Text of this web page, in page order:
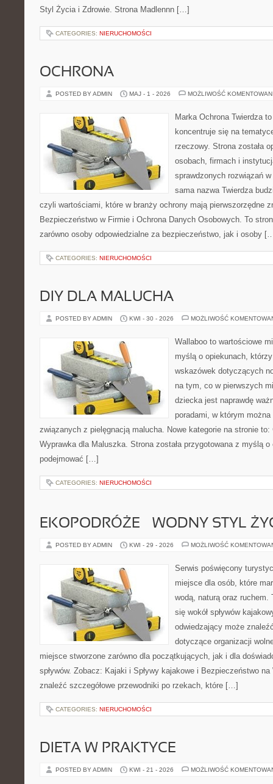
Styl Życia i Zdrowie. Strona Madlennn […]
CATEGORIES: NIERUCHOMOŚCI
OCHRONA
POSTED BY ADMIN MAJ - 1 - 2026 MOŻLIWOŚĆ
Marka Ochrona Twierdza
koncentruje się na
rzeczowy. Strona została
osobach, firmach i
sprawdzonych rozwiązań
sama nazwa Twierdza
czyli wartościami, które w branży ochrony mają pierwszorzędne
Bezpieczeństwo w Firmie i Ochrona Danych Osobowych. To
zarówno osoby odpowiedzialne za bezpieczeństwo, jak i osoby
CATEGORIES: NIERUCHOMOŚCI
DIY DLA MALUCHA
POSTED BY ADMIN KWI - 30 - 2026 MOŻLIWOŚĆ
Wallaboo to wartościowe
myślą o opiekunach,
wskazówek dotyczących
na tym, co w pierwszych
dziecka jest naprawdę
poradami, w którym
związanych z pielęgnacją malucha. Nowe kategorie na stronie
Wyprawka dla Maluszka. Strona została przygotowana z myślą
podejmować […]
CATEGORIES: NIERUCHOMOŚCI
EKOPODRÓŻE – WODNY STYL
POSTED BY ADMIN KWI - 29 - 2026 MOŻLIWOŚĆ
Serwis poświęcony
miejsce dla osób, które
wodą, naturą oraz ruchem.
się wokół spływów
odwiedzający może
dotyczące organizacji
miejsce stworzone zarówno dla początkujących, jak i dla
spływów. Zobacz: Kajaki i Spływy kajakowe i Bezpieczeństwo
znaleźć szczegółowe przewodniki po rzekach, które […]
CATEGORIES: NIERUCHOMOŚCI
DIETA W PRAKTYCE
POSTED BY ADMIN KWI - 21 - 2026 MOŻLIWOŚĆ